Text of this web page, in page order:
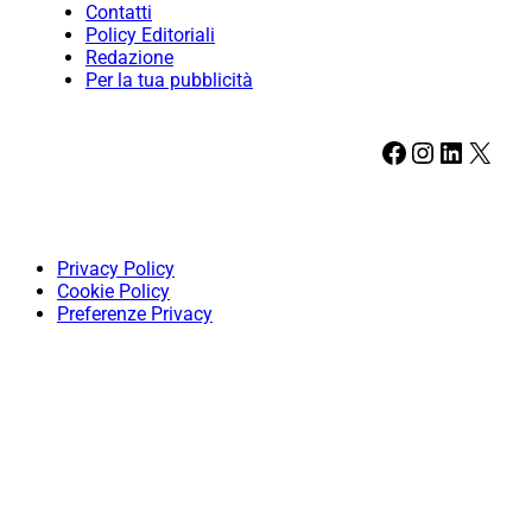
Contatti
Policy Editoriali
Redazione
Per la tua pubblicità
Facebook Instagram LinkedIn X
Privacy Policy
Cookie Policy
Preferenze Privacy